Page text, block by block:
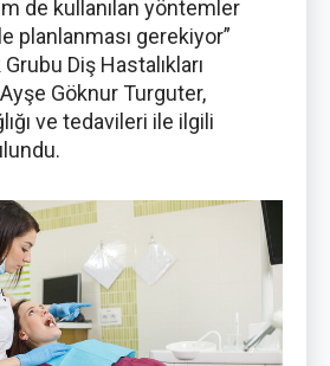
de kullanılan yöntemler
planlanması gerekiyor”
Diş Hastalıkları
Göknur Turguter,
ve tedavileri ile ilgili